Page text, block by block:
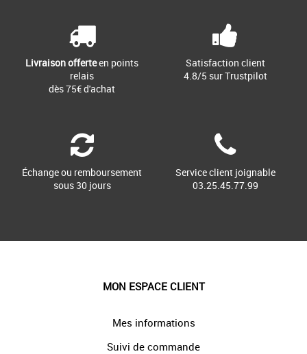
Livraison offerteen points
relais
dès 75€ d'achat
Satisfaction client
4.8/5 sur Trustpilot
Échange ou remboursement
sous 30 jours
Service client joignable
03.25.45.77.99
MON ESPACE CLIENT
Mes informations
Suivi de commande